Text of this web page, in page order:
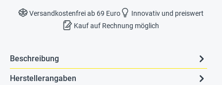
Versandkostenfrei ab 69 Euro
Innovativ und preiswert
Kauf auf Rechnung möglich
Beschreibung
Herstellerangaben